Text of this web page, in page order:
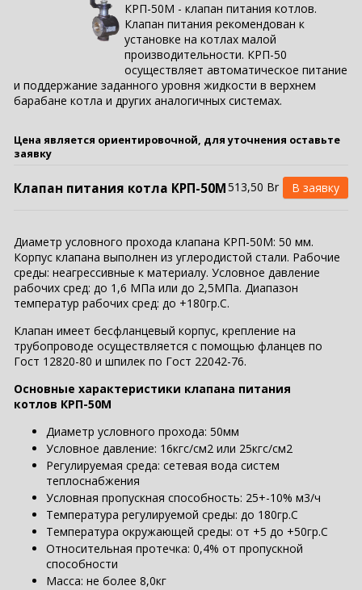
КРП-50М - клапан питания котлов.
Клапан питания рекомендован к
установке на котлах малой
производительности. КРП-50
осуществляет автоматическое питание
и поддержание заданного уровня жидкости в верхнем
барабане котла и других аналогичных системах.
Цена является ориентировочной, для уточнения оставьте
заявку
Клапан питания котла КРП-50М513,50 Br
Диаметр условного прохода клапана КРП-50М: 50 мм.
Корпус клапана выполнен из углеродистой стали. Рабочие
среды: неагрессивные к материалу. Условное давление
рабочих сред: до 1,6 МПа или до 2,5МПа. Диапазон
температур рабочих сред: до +180гр.С.
Клапан имеет бесфланцевый корпус, крепление на
трубопроводе осуществляется с помощью фланцев по
Гост 12820-80 и шпилек по Гост 22042-76.
Основные характеристики клапана питания
котлов КРП-50М
Диаметр условного прохода: 50мм
Условное давление: 16кгс/см2 или 25кгс/см2
Регулируемая среда: сетевая вода систем
теплоснабжения
Условная пропускная способность: 25+-10% м3/ч
Температура регулируемой среды: до 180гр.С
Температура окружающей среды: от +5 до +50гр.С
Относительная протечка: 0,4% от пропускной
способности
Масса: не более 8,0кг